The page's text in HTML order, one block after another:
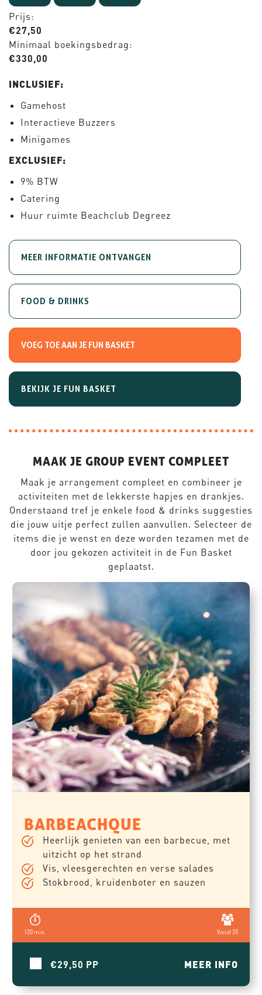
Prijs:
€27,50
Minimaal boekingsbedrag:
€330,00
INCLUSIEF:
Gamehost
Interactieve Buzzers
Minigames
EXCLUSIEF:
9% BTW
Catering
Huur ruimte Beachclub Degreez
MEER INFORMATIE ONTVANGEN
FOOD & DRINKS
BEKIJK JE FUN BASKET
MAAK JE GROUP EVENT COMPLEET
Maak je arrangement compleet en combineer je
activiteiten met de lekkerste hapjes en drankjes.
Onderstaand tref je enkele food & drinks suggesties
die jouw uitje perfect zullen aanvullen. Selecteer de
items die je wenst en deze worden tezamen met de
door jou gekozen activiteit in de Fun Basket
geplaatst.
BARBEACHQUE
Heerlijk genieten van een barbecue, met
uitzicht op het strand
Vis, vleesgerechten en verse salades
Stokbrood, kruidenboter en sauzen
120 min. Vanaf 20
€29,50 MEER INFO